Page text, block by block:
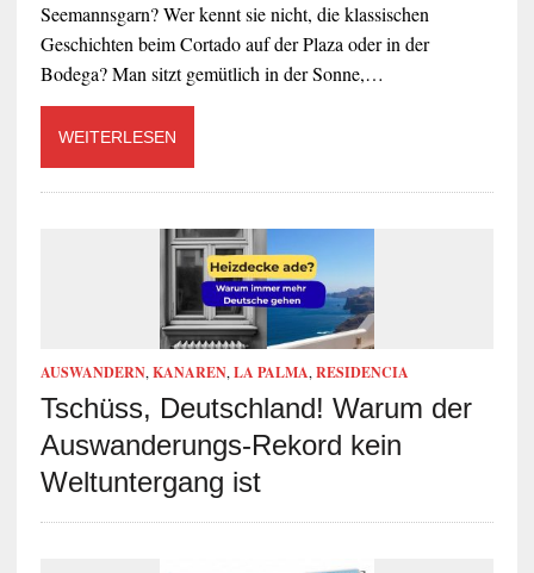
Seemannsgarn? Wer kennt sie nicht, die klassischen
Geschichten beim Cortado auf der Plaza oder in der
Bodega? Man sitzt gemütlich in der Sonne,…
WEITERLESEN
AUSWANDERN,KANAREN,LA PALMA,RESIDENCIA
Tschüss, Deutschland! Warum der
Auswanderungs-Rekord kein
Weltuntergang ist